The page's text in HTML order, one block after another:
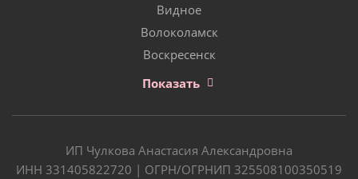
Видное
Волоколамск
Воскресенск
Показать
ИП Чулкова Анастасия Александровна
ИНН 331405822720 | ОГРН/ОГРНИП 325508100350519